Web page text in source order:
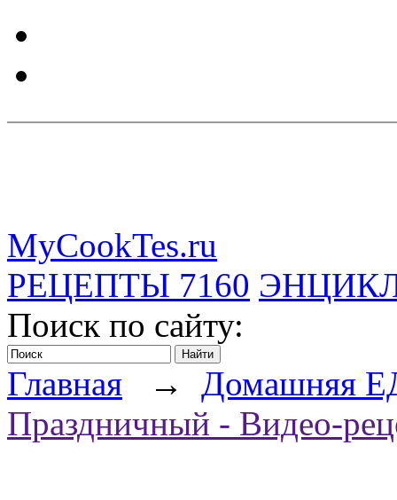
MyCookTes.ru
РЕЦЕПТЫ 7160
Поиск по сайту:
Главная → Домашняя
Праздничный - Видео-